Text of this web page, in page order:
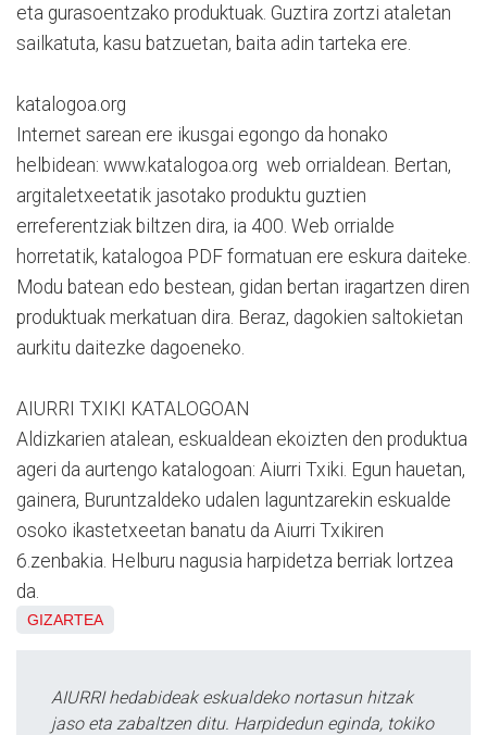
eta gurasoentzako produktuak. Guztira zortzi ataletan
sailkatuta, kasu batzuetan, baita adin tarteka ere.
katalogoa.org
Internet sarean ere ikusgai egongo da honako
helbidean: www.katalogoa.org web orrialdean. Bertan,
argitaletxeetatik jasotako produktu guztien
erreferentziak biltzen dira, ia 400. Web orrialde
horretatik, katalogoa PDF formatuan ere eskura daiteke.
Modu batean edo bestean, gidan bertan iragartzen diren
produktuak merkatuan dira. Beraz, dagokien saltokietan
aurkitu daitezke dagoeneko.
AIURRI TXIKI KATALOGOAN
Aldizkarien atalean, eskualdean ekoizten den produktua
ageri da aurtengo katalogoan: Aiurri Txiki. Egun hauetan,
gainera, Buruntzaldeko udalen laguntzarekin eskualde
osoko ikastetxeetan banatu da Aiurri Txikiren
6.zenbakia. Helburu nagusia harpidetza berriak lortzea
da.
GIZARTEA
AIURRI hedabideak eskualdeko nortasun hitzak
jaso eta zabaltzen ditu. Harpidedun eginda, tokiko